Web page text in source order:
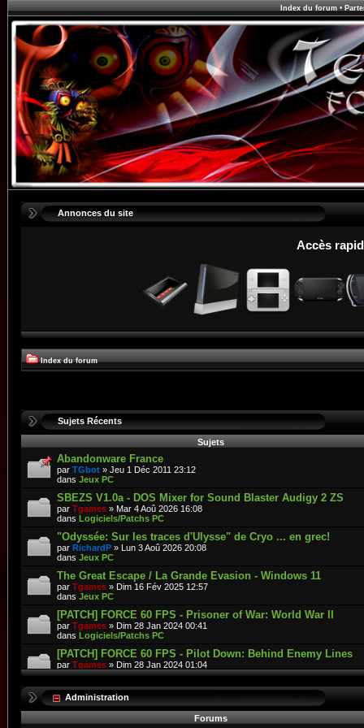
Index du forum•
Annonces du site
Accès
Index du forum
Sujets Récents
Sujets
Abandonware France
par TGbot » Jeu 1 Déc 2011 23:12
dans Jeux PC
SBEZS V1.0a - DOS Mixer for Sound Blaster Audigy 2 ZS
par Tgames » Mar 4 Aoû 2026 16:08
dans Logiciels/Patchs PC
"Odyssée: Sur les traces d'Ulysse" de Cryo ... en grec!
par RichardP » Lun 3 Aoû 2026 20:08
dans Jeux PC
The Great Escape / La Grande Evasion - Windows 11
par Tgames » Dim 16 Fév 2025 12:57
dans Jeux PC
[PATCH] FORCE 60 FPS - Prisoner of War: World War II
par Tgames » Dim 28 Jan 2024 00:41
dans Logiciels/Patchs PC
[PATCH] FORCE 60 FPS - Pilot Down: Behind Enemy Lines
par Tgames » Dim 28 Jan 2024 01:04
dansLogiciels/Patchs PC
POMPEI LA COLERE DU VOLCAN
parSyssi62» Mer 22 Avr 2026 19:20
dansJeux PC
Administration
Forums